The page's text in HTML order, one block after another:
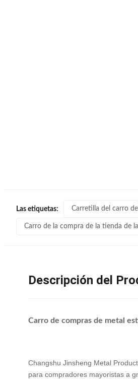
Las etiquetas: Carretilla del carro
Carro de la compra de la tienda de
Descripción del
Carro de compras de metal
Changshu Jinsheng Metal
para compradores mayoristas a